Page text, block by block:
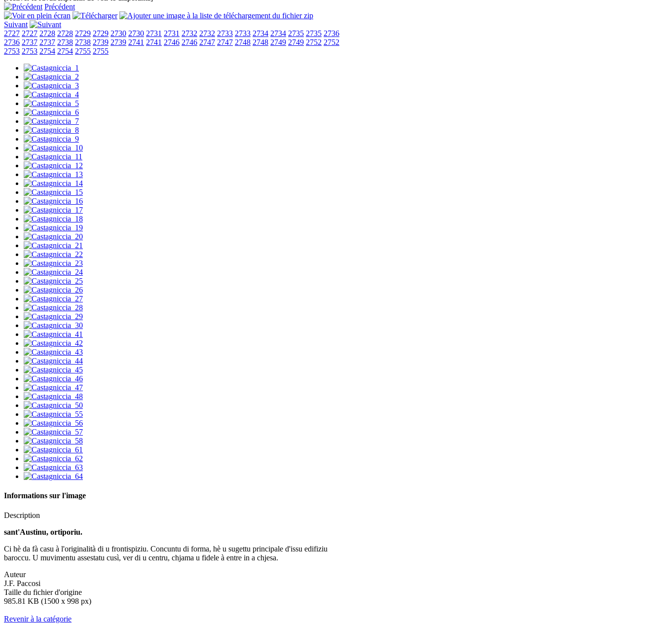
Précédent
Suivant
2727 2727 2728 2728 2729 2729 2730 2730 2731 2731 2732 2732 2733 2733 2734 2734 2735 2735 2736
2736 2737 2737 2738 2738 2739 2739 2741 2741 2746 2746 2747 2747 2748 2748 2749 2749 2752 2752
2753 2753 2754 2754 2755 2755
Informations sur l'image
Description
sant'Austinu, ortiporiu.
Ci hè da fà casu à l'originalità di u frontispiziu. Concuntu di forma, hè u sugettu principale d'issu edifiziu
baroccu. U muvimentu assestatu cusì, ver di u centru, chjama u fidele à entre in a chjesa.
Auteur
J.F. Paccosi
Taille du fichier d'origine
985.81 KB (1500 x 998 px)
Revenir à la catégorie